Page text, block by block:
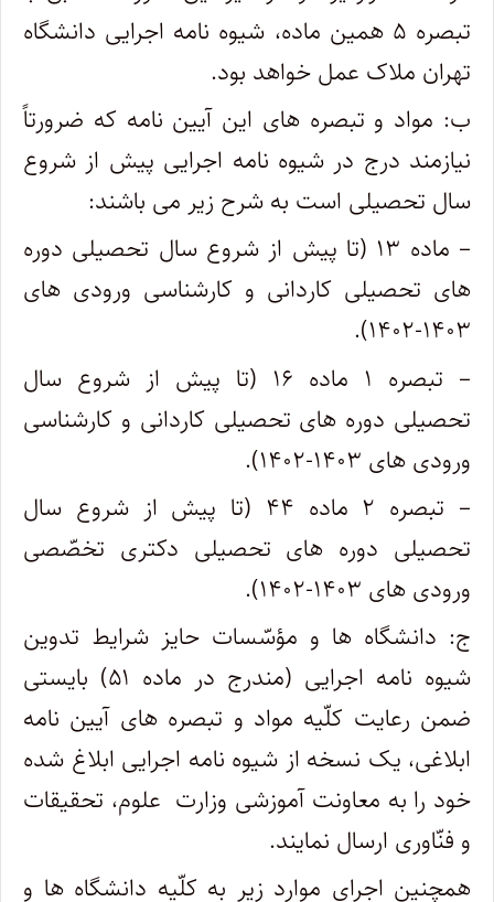
تبصره ۵ همین ماده، شیوه نامه اجرایی دانشگاه
تهران ملاک عمل خواهد بود.
ب: مواد و تبصره های این آیین نامه که ضرورتاً
نیازمند درج در شیوه نامه اجرایی پیش از شروع
سال تحصیلی است به شرح زیر می باشند:
– ماده ۱۳ (تا پیش از شروع سال تحصیلی دوره
های تحصیلی کاردانی و کارشناسی ورودی های
۱۴۰۳-۱۴۰۲).
– تبصره ۱ ماده ۱۶ (تا پیش از شروع سال
تحصیلی دوره های تحصیلی کاردانی و کارشناسی
ورودی های ۱۴۰۳-۱۴۰۲).
– تبصره ۲ ماده ۴۴ (تا پیش از شروع سال
تحصیلی دوره های تحصیلی دکتری تخصّصی
ورودی های ۱۴۰۳-۱۴۰۲).
ج: دانشگاه ها و مؤسّسات حایز شرایط تدوین
شیوه نامه اجرایی (مندرج در ماده ۵۱) بایستی
ضمن رعایت کلّیه مواد و تبصره های آیین نامه
ابلاغی، یک نسخه از شیوه نامه اجرایی ابلاغ شده
خود را به معاونت آموزشی وزارت علوم، تحقیقات
و فنّاوری ارسال نمایند.
همچنین اجرای موارد زیر به کلّیه دانشگاه ها و